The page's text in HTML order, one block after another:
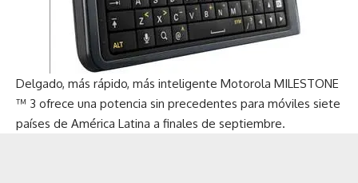
Delgado, más rápido, más inteligente Motorola MILESTONE
™ 3 ofrece una potencia sin precedentes para móviles siete
países de América Latina a finales de septiembre.